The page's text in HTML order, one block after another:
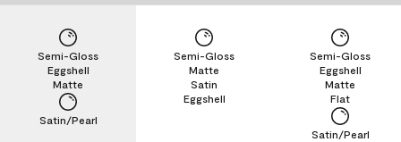
Satin/Pearl
Matte
Eggshell
Semi-Gloss
Eggshell
Satin
Matte
Semi-Gloss
Satin/Pearl
Flat
Matte
Eggshell
Semi-Gloss